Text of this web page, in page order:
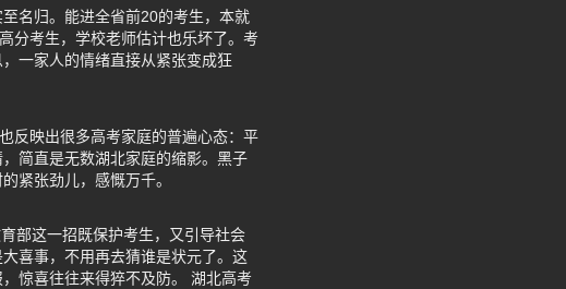
名归。能进全省前20的考生，本就
分考生，学校老师估计也乐坏了。考
一家人的情绪直接从紧张变成狂
反映出很多高考家庭的普遍心态：平
简直是无数湖北家庭的缩影。黑子
紧张劲儿，感慨万千。
部这一招既保护考生，又引导社会
喜事，不用再去猜谁是状元了。这
惊喜往往来得猝不及防。 湖北高考